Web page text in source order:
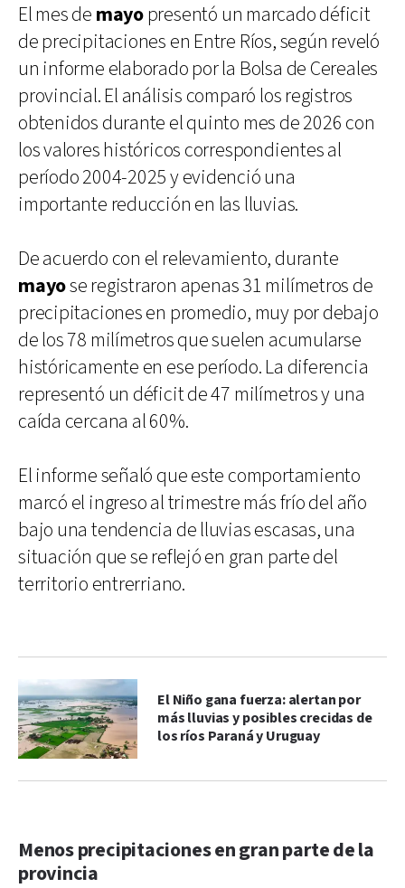
El mes de mayopresentó un marcado déficit
de precipitaciones en Entre Ríos, según reveló
un informe elaborado por la Bolsa de Cereales
provincial. El análisis comparó los registros
obtenidos durante el quinto mes de 2026 con
los valores históricos correspondientes al
período 2004-2025 y evidenció una
importante reducción en las lluvias.
De acuerdo con el relevamiento, durante
mayose registraron apenas 31 milímetros de
precipitaciones en promedio, muy por debajo
de los 78 milímetros que suelen acumularse
históricamente en ese período. La diferencia
representó un déficit de 47 milímetros y una
caída cercana al 60%.
El informe señaló que este comportamiento
marcó el ingreso al trimestre más frío del año
bajo una tendencia de lluvias escasas, una
situación que se reflejó en gran parte del
territorio entrerriano.
El Niño gana fuerza: alertan por
más lluvias y posibles crecidas de
los ríos Paraná y Uruguay
Menos precipitaciones en gran parte de la
provincia